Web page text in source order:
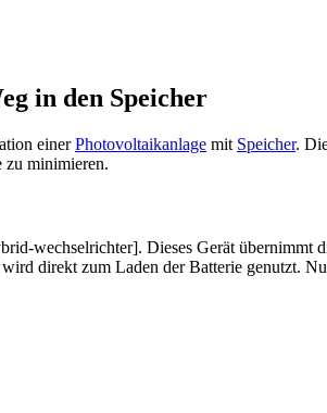
in den Speicher
einerPhotovoltaikanlage mit Speicher.
zu minimieren.
wechselrichter]. Dieses Gerät
direkt zum Laden der Batterie genutzt.